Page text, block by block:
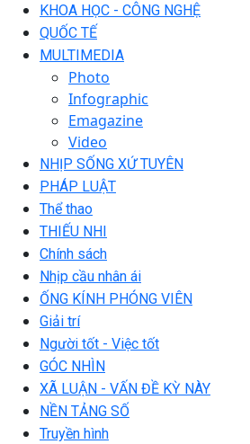
KHOA HỌC - CÔNG NGHỆ
QUỐC TẾ
MULTIMEDIA
Photo
Infographic
Emagazine
Video
NHỊP SỐNG XỨ TUYÊN
PHÁP LUẬT
Thể thao
THIẾU NHI
Chính sách
Nhịp cầu nhân ái
ỐNG KÍNH PHÓNG VIÊN
Giải trí
Người tốt - Việc tốt
GÓC NHÌN
XÃ LUẬN - VẤN ĐỀ KỲ NÀY
NỀN TẢNG SỐ
Truyền hình